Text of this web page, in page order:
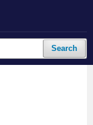
Search